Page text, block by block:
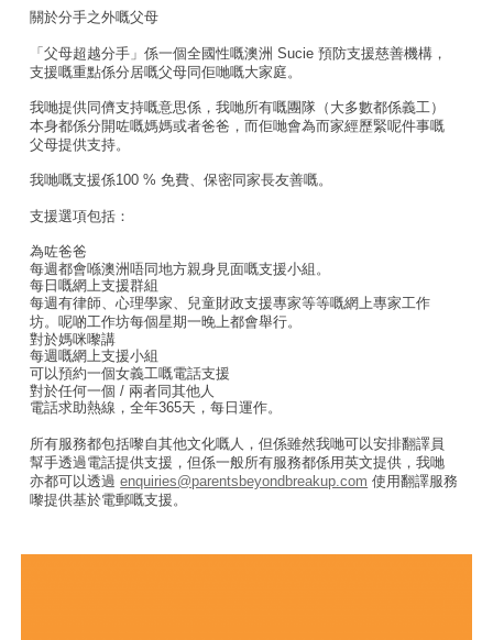
關於分手之外嘅父母
「父母超越分手」係一個全國性嘅澳洲 Sucie 預防支援慈善機構，
支援嘅重點係分居嘅父母同佢哋嘅大家庭。
我哋提供同儕支持嘅意思係，我哋所有嘅團隊（大多數都係義工）
本身都係分開咗嘅媽媽或者爸爸，而佢哋會為而家經歷緊呢件事嘅
父母提供支持。
我哋嘅支援係100 % 免費、保密同家長友善嘅。
支援選項包括：
為咗爸爸
每週都會喺澳洲唔同地方親身見面嘅支援小組。
每日嘅網上支援群組
每週有律師、心理學家、兒童財政支援專家等等嘅網上專家工作
坊。呢啲工作坊每個星期一晚上都會舉行。
對於媽咪嚟講
每週嘅網上支援小組
可以預約一個女義工嘅電話支援
對於任何一個 / 兩者同其他人
電話求助熱線，全年365天，每日運作。
所有服務都包括嚟自其他文化嘅人，但係雖然我哋可以安排翻譯員
幫手透過電話提供支援，但係一般所有服務都係用英文提供，我哋
亦都可以透過enquiries@parentsbeyondbreakup.com 使用翻譯服務
嚟提供基於電郵嘅支援。